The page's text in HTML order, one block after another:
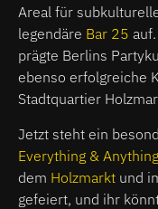
Areal für
legendäre Bar 25
prägte Berlins
ebenso erfolgreiche
Stadtquartier
Jetzt steht ein
Everything &
dem Holzmarkt und
gefeiert, und ihr